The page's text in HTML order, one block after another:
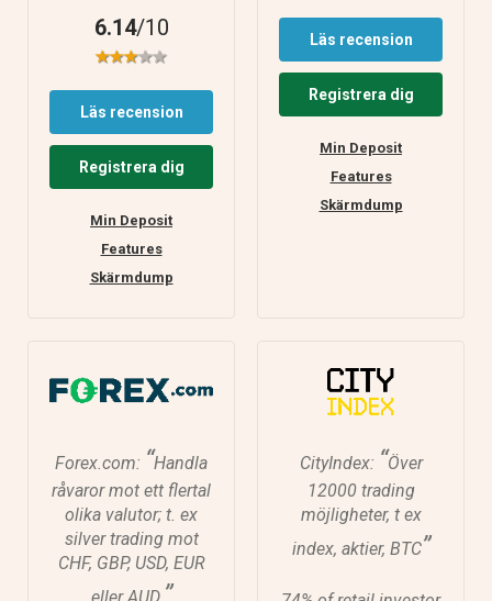
6.14/10
Läs recension
Registrera dig
Min Deposit
Features
Skärmdump
Läs recension
Registrera dig
Min Deposit
Features
Skärmdump
Forex.com: “Handla
råvaror mot ett flertal
olika valutor; t. ex
silver trading mot
CHF, GBP, USD, EUR
”
CityIndex: “Över
12000 trading
möjligheter, t ex
index, aktier, BTC”